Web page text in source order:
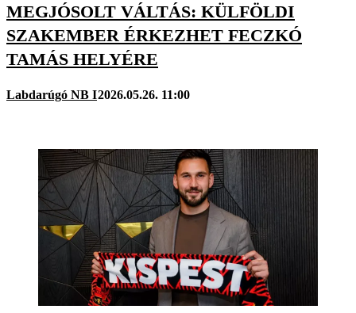
MEGJÓSOLT VÁLTÁS: KÜLFÖLDI
SZAKEMBER ÉRKEZHET FECZKÓ
TAMÁS HELYÉRE
Labdarúgó NB I2026.05.26. 11:00